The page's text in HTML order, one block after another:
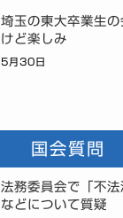
埼玉の東大卒業生
けど楽しみ
5月30日
国会質問
法務委員会で「不法
などについて質疑